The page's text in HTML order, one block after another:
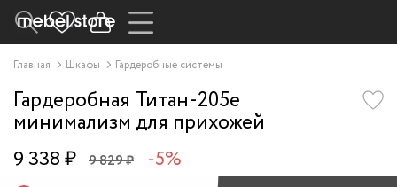
Главная Шкафы Гардеробные системы
Гардеробная Титан-205e
минимализм для прихожей
9 338 ₽ 9 829 ₽ -5%